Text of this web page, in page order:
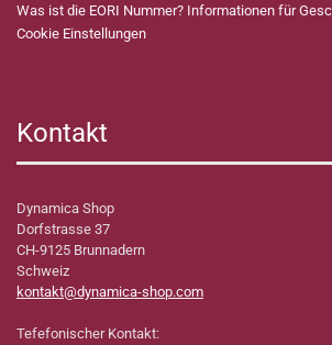
Was ist die EORI Nummer? Informationen für
Cookie Einstellungen
Kontakt
Dynamica Shop
Dorfstrasse 37
CH-9125 Brunnadern
Schweiz
kontakt@dynamica-shop.com
Tefefonischer Kontakt: